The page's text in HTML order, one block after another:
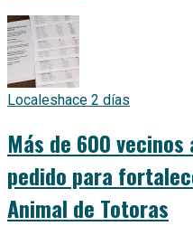
Localeshace 2 días
Más de 600
pedido para
Animal de Totoras